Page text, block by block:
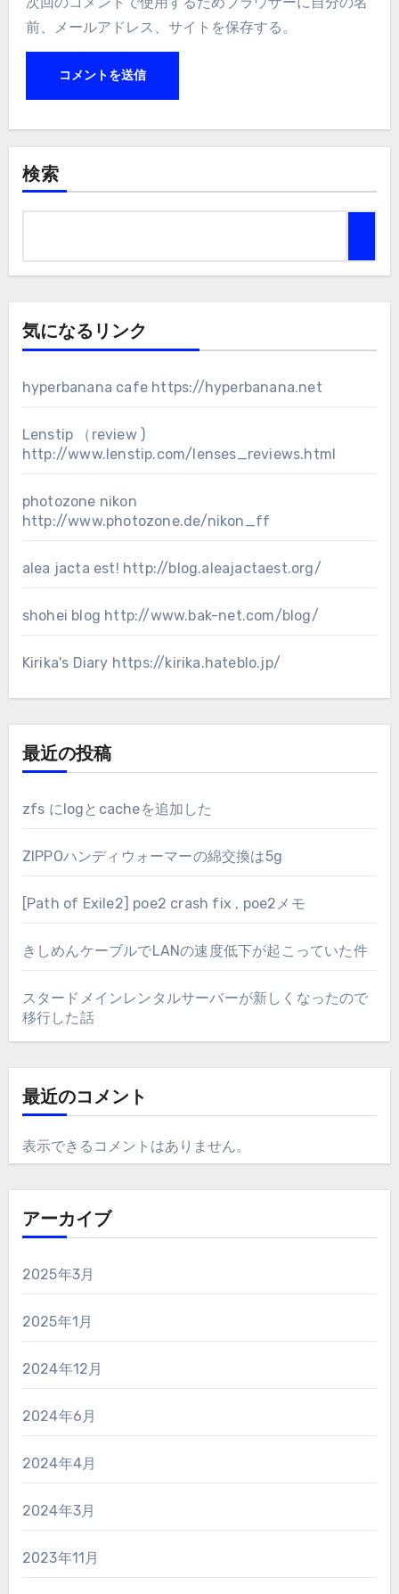
前、メールアドレス、サイトを保存する。
検索
気になるリンク
hyperbanana cafe https://hyperbanana.net
Lenstip （review )
http://www.lenstip.com/lenses_reviews.html
photozone nikon
http://www.photozone.de/nikon_ff
alea jacta est! http://blog.aleajactaest.org/
shohei blog http://www.bak-net.com/blog/
Kirika's Diary https://kirika.hateblo.jp/
最近の投稿
zfs にlogとcacheを追加した
ZIPPOハンディウォーマーの綿交換は5g
[Path of Exile2] poe2 crash fix , poe2メモ
きしめんケーブルでLANの速度低下が起こっていた件
スタードメインレンタルサーバーが新しくなったので
移行した話
最近のコメント
表示できるコメントはありません。
アーカイブ
2025年3月
2025年1月
2024年12月
2024年6月
2024年4月
2024年3月
2023年11月